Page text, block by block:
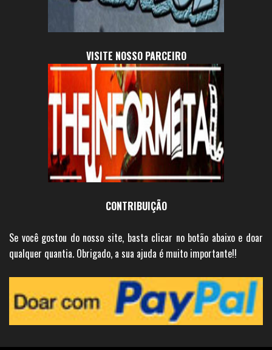
VISITE NOSSO PARCEIRO
CONTRIBUIÇÃO
Se você gostou do nosso site, basta clicar no botão abaixo e doar
qualquer quantia. Obrigado, a sua ajuda é muito importante!!